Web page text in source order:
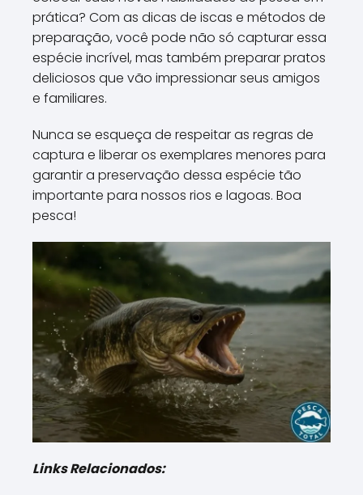
prática? Com as dicas de iscas e métodos de
preparação, você pode não só capturar essa
espécie incrível, mas também preparar pratos
deliciosos que vão impressionar seus amigos
e familiares.
Nunca se esqueça de respeitar as regras de
captura e liberar os exemplares menores para
garantir a preservação dessa espécie tão
importante para nossos rios e lagoas. Boa
pesca!
Links Relacionados: